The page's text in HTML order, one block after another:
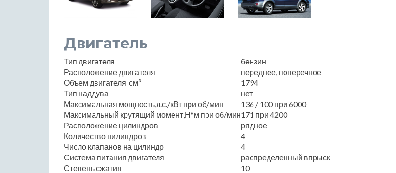
Двигатель
Тип двигателя
бензин
Расположение двигателя
переднее, поперечное
Объем двигателя, см³
1794
Тип наддува
нет
Максимальная мощность,л.с./кВт при об/мин
136 / 100 при 6000
Максимальный крутящий момент,Н*м при об/мин171 при 4200
Расположение цилиндров
рядное
Количество цилиндров
4
Число клапанов на цилиндр
4
Система питания двигателя
распределенный впрыск
Степень сжатия
10